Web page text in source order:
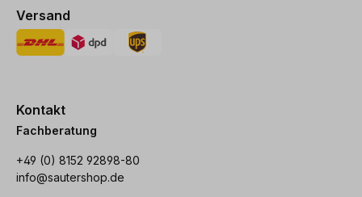
Versand
Kontakt
Fachberatung
+49 (0) 8152 92898-80
info@sautershop.de